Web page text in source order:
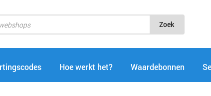
Zoek
Hoe werkt het? Waardebonnen